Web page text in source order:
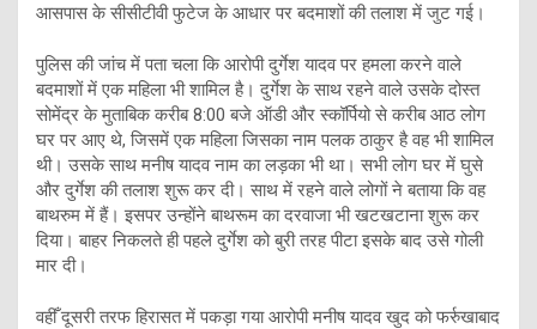
आसपास के सीसीटीवी फुटेज के आधार पर बदमाशों की तलाश में जुट गई।
पुलिस की जांच में पता चला कि आरोपी दुर्गेश यादव पर हमला करने वाले
बदमाशों में एक महिला भी शामिल है। दुर्गेश के साथ रहने वाले उसके दोस्त
सोमेंद्र के मुताबिक करीब 8:00 बजे ऑडी और स्कॉर्पियो से करीब आठ लोग
घर पर आए थे, जिसमें एक महिला जिसका नाम पलक ठाकुर है वह भी शामिल
थी। उसके साथ मनीष यादव नाम का लड़का भी था। सभी लोग घर में घुसे
और दुर्गेश की तलाश शुरू कर दी। साथ में रहने वाले लोगों ने बताया कि वह
बाथरुम में हैं। इसपर उन्होंने बाथरूम का दरवाजा भी खटखटाना शुरू कर
दिया। बाहर निकलते ही पहले दुर्गेश को बुरी तरह पीटा इसके बाद उसे गोली
मार दी।
वहीँ दूसरी तरफ हिरासत में पकड़ा गया आरोपी मनीष यादव खुद को फर्रुखाबाद